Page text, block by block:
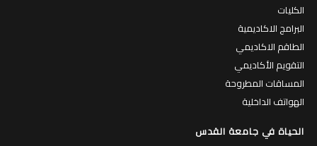
الكليات
البرامج الاكاديمية
الطاقم الاكاديمي
التقويم الأكاديمي
المساقات المطروحة
الهواتف الداخلية
الحياة في جامعة القدس